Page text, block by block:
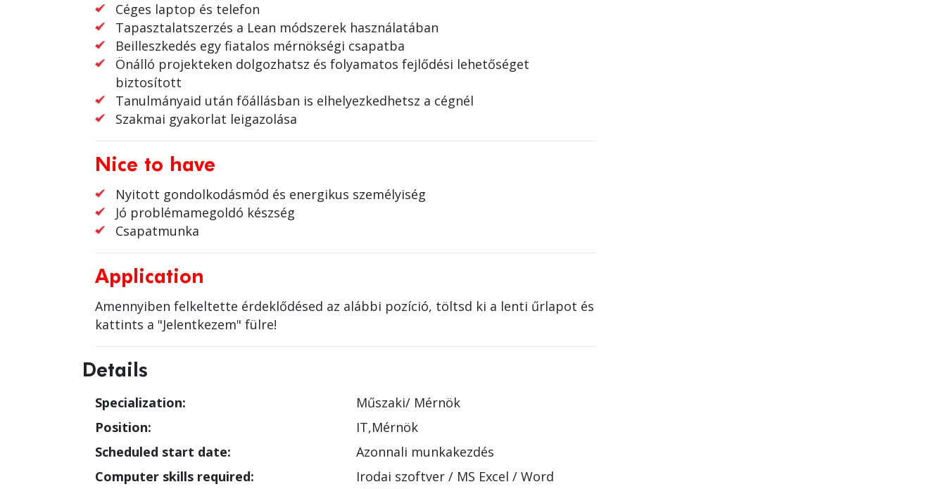
Céges laptop és telefon
Tapasztalatszerzés a Lean módszerek használatában
Beilleszkedés egy fiatalos mérnökségi csapatba
Önálló projekteken dolgozhatsz és folyamatos fejlődési lehetőséget
biztosított
Tanulmányaid után főállásban is elhelyezkedhetsz a cégnél
Szakmai gyakorlat leigazolása
Nice to have
Nyitott gondolkodásmód és energikus személyiség
Jó problémamegoldó készség
Csapatmunka
Application
Amennyiben felkeltette érdeklődésed az alábbi pozíció, töltsd ki a lenti űrlapot és
kattints a "Jelentkezem" fülre!
Details
Specialization:
Műszaki/ Mérnök
Position:
IT,Mérnök
Scheduled start date:
Azonnali munkakezdés
Computer skills required:
Irodai szoftver / MS Excel / Word